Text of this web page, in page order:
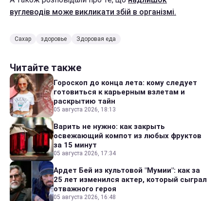
вуглеводів може викликати збій в організмі.
Сахар здоровье Здоровая еда
Читайте также
Гороскоп до конца лета: кому следует
готовиться к карьерным взлетам и
раскрытию тайн
05 августа 2026, 18:13
Варить не нужно: как закрыть
освежающий компот из любых фруктов
за 15 минут
05 августа 2026, 17:34
Ардет Бей из культовой "Мумии": как за
25 лет изменился актер, который сыграл
отважного героя
05 августа 2026, 16:48